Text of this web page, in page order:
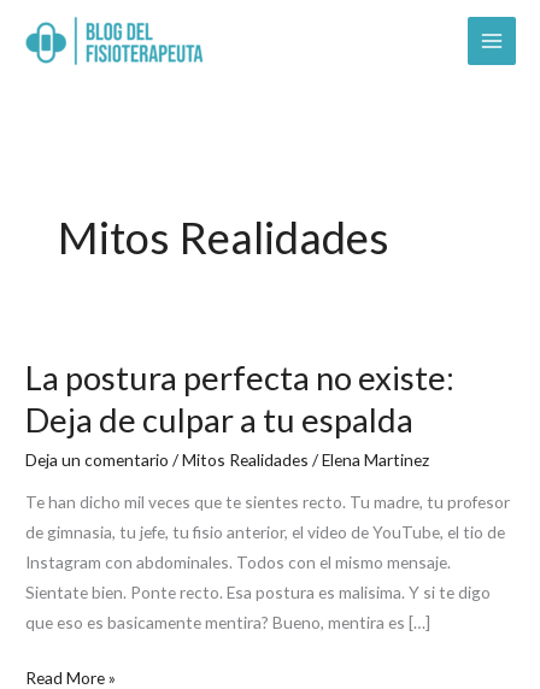
Mitos Realidades
La postura perfecta no existe:
Deja de culpar a tu espalda
Deja un comentario /Mitos Realidades /Elena Martinez
Te han dicho mil veces que te sientes recto. Tu madre, tu profesor
de gimnasia, tu jefe, tu fisio anterior, el video de YouTube, el tio de
Instagram con abdominales. Todos con el mismo mensaje.
Sientate bien. Ponte recto. Esa postura es malisima. Y si te digo
que eso es basicamente mentira? Bueno, mentira es […]
La
postura
perfecta
no
espalda
Read More »